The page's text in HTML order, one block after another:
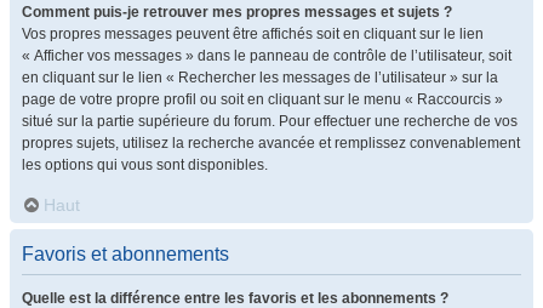
Comment puis-je retrouver mes propres messages et sujets ?
Vos propres messages peuvent être affichés soit en cliquant sur le lien
« Afficher vos messages » dans le panneau de contrôle de l’utilisateur, soit
en cliquant sur le lien « Rechercher les messages de l’utilisateur » sur la
page de votre propre profil ou soit en cliquant sur le menu « Raccourcis »
situé sur la partie supérieure du forum. Pour effectuer une recherche de vos
propres sujets, utilisez la recherche avancée et remplissez convenablement
les options qui vous sont disponibles.
Haut
Favoris et abonnements
Quelle est la différence entre les favoris et les abonnements ?